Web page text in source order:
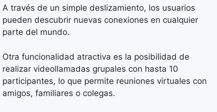
A través de un simple deslizamiento, los usuarios
pueden descubrir nuevas conexiones en cualquier
parte del mundo.
Otra funcionalidad atractiva es la posibilidad de
realizar videollamadas grupales con hasta 10
participantes, lo que permite reuniones virtuales con
amigos, familiares o colegas.